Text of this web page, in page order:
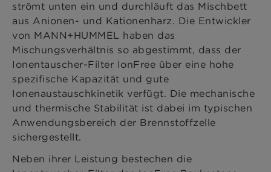
strömt unten ein und durchläuft das Mischbett
aus Anionen- und Kationenharz. Die Entwickler
von MANN+HUMMEL haben das
Mischungsverhältnis so abgestimmt, dass der
Ionentauscher-Filter IonFree über eine hohe
spezifische Kapazität und gute
Ionenaustauschkinetik verfügt. Die mechanische
und thermische Stabilität ist dabei im typischen
Anwendungsbereich der Brennstoffzelle
sichergestellt.
Neben ihrer Leistung bestechen die